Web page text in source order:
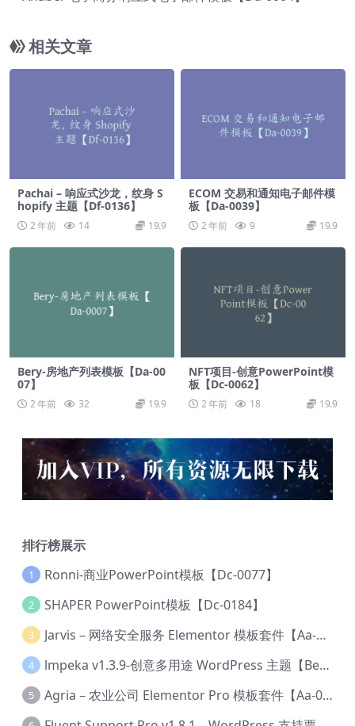
相关文章
Pachai – 响应式沙龙，纹身 S
hopify 主题【Df-0136】
2 年前 14 19.9
ECOM 交易和通知电子邮件模
板【Da-0039】
2 年前 9 19.9
Bery-房地产列表模板【Da-00
07】
2 年前 32 19.9
NFT项目-创意PowerPoint模
板【Dc-0062】
2 年前 18 19.9
排行榜展示
1 Ronni-商业PowerPoint模板【Dc-0077】
2 SHAPER PowerPoint模板【Dc-0184】
3 Jarvis – 网络安全服务 Elementor 模板套件【Aa-0035】
4 lmpeka v1.3.9-创意多用途 WordPress 主题【Be-0064】
5 Agria – 农业公司 Elementor Pro 模板套件【Aa-0003】